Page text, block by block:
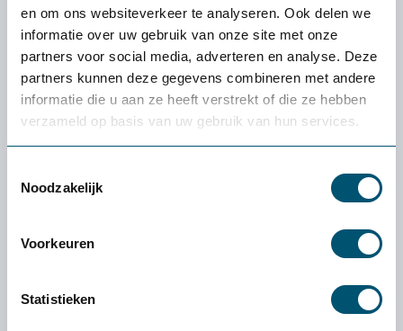
en om ons websiteverkeer te analyseren. Ook delen we
informatie over uw gebruik van onze site met onze
partners voor social media, adverteren en analyse. Deze
partners kunnen deze gegevens combineren met andere
informatie die u aan ze heeft verstrekt of die ze hebben
verzameld op basis van uw gebruik van hun services.
Noodzakelijk
Voorkeuren
Statistieken
Zami Ergo College - zwart frame - zwart leer - wit